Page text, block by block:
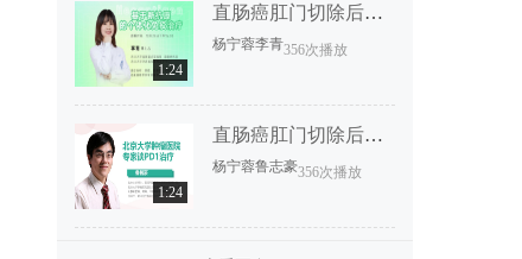
1:24
直肠癌肛门切除后恢复要多久？
杨宁蓉李青356次播放
1:24
直肠癌肛门切除后恢复要多久？
杨宁蓉鲁志豪356次播放